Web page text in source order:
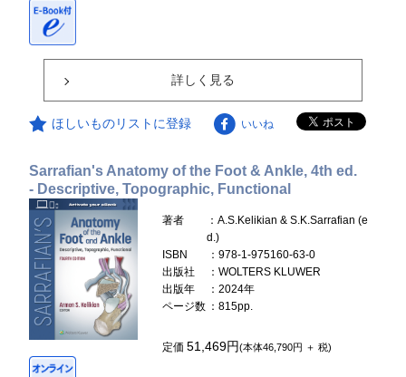
詳しく見る
ほしいものリストに登録 いいね
Sarrafian's Anatomy of the Foot & Ankle, 4th ed.
- Descriptive, Topographic, Functional
著者
：A.S.Kelikian & S.K.Sarrafian (e
d.)
ISBN
：978-1-975160-63-0
出版社
：WOLTERS KLUWER
出版年
：2024年
ページ数 ：815pp.
定価51,469円(本体46,790円 ＋ 税)